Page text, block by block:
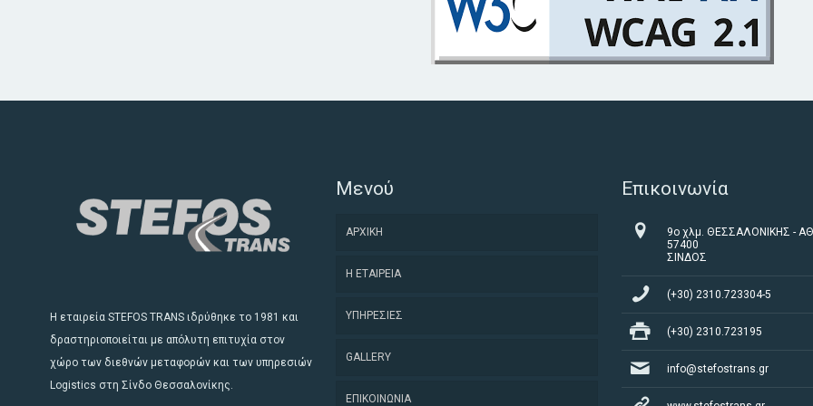
Η εταιρεία STEFOS TRANS ιδρύθηκε το 1981 και
δραστηριοποιείται με απόλυτη επιτυχία στον
χώρο των διεθνών μεταφορών και των υπηρεσιών
Logistics στη Σίνδο Θεσσαλονίκης.
Μενού
ΑΡΧΙΚΗ
Η ΕΤΑΙΡΕΙΑ
ΥΠΗΡΕΣΙΕΣ
ΜΕΤΑΦΟΡΑ ΕΜΠΟΡΕΥΜΑΤΩΝ
ΥΠΗΡΕΣΙΕΣ LOGISTICS
GALLERY
ΕΠΙΚΟΙΝΩΝΙΑ
Επικοινωνία
9ο χλμ. ΘΕΣΣΑΛΟΝΙΚΗΣ -
57400
ΣΙΝΔΟΣ
(+30) 2310.723304-5
(+30) 2310.723195
info@stefostrans.gr